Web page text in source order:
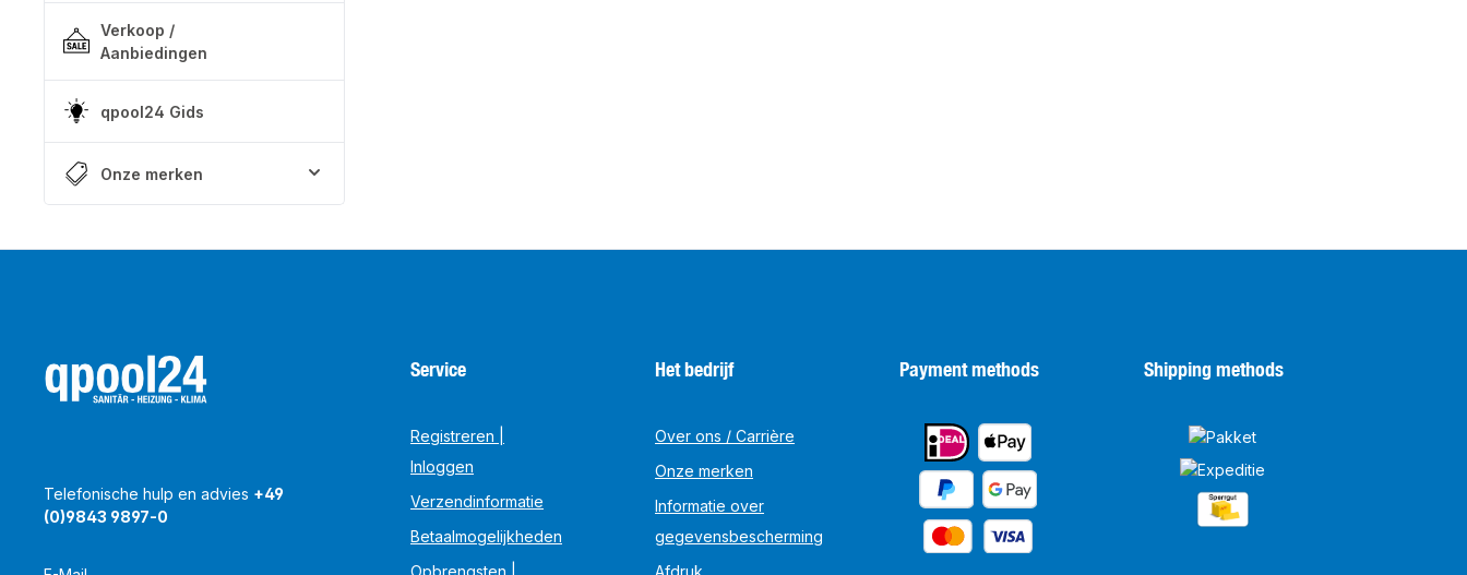
Verkoop /
Aanbiedingen
qpool24 Gids
Onze merken
Telefonische hulp en advies +49
(0)9843 9897-0
Service
Registreren |
Inloggen
Verzendinformatie
Betaalmogelijkheden
Opbrengsten |
Het bedrijf
Over ons / Carrière
Onze merken
Informatie over
gegevensbescherming
Afdruk
Payment methods Shipping methods